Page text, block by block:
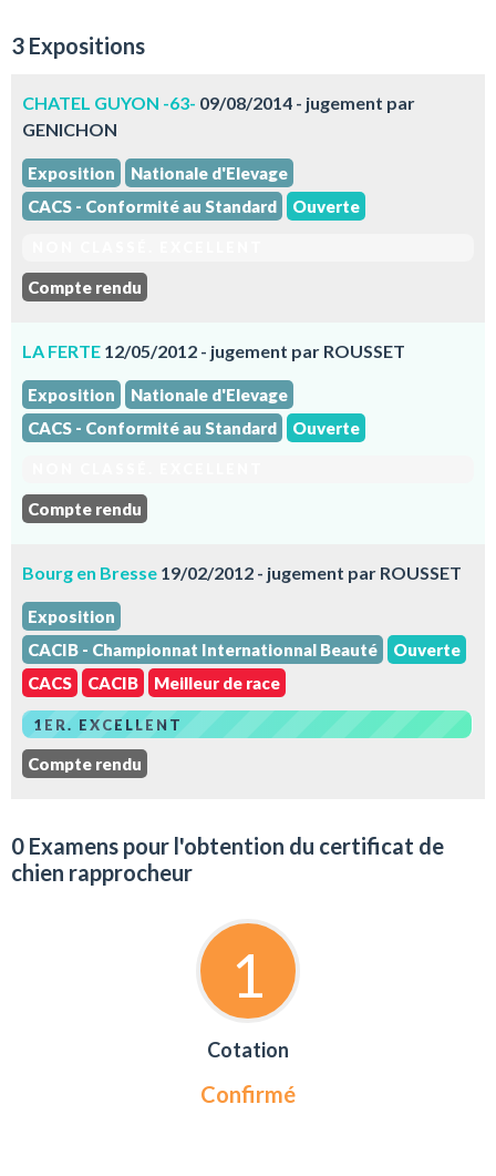
3 Expositions
CHATEL GUYON -63- 09/08/2014 - jugement par
GENICHON
Exposition
Nationale d'Elevage
CACS - Conformité au Standard
Ouverte
Compte rendu
LA FERTE 12/05/2012 - jugement par ROUSSET
Exposition
Nationale d'Elevage
CACS - Conformité au Standard
Ouverte
Compte rendu
Bourg en Bresse 19/02/2012 - jugement par ROUSSET
Exposition
CACIB - Championnat Internationnal Beauté
Ouverte
CACS
CACIB Meilleur de race
1ER. EXCELLENT
Compte rendu
0 Examens pour l'obtention du certificat de
chien rapprocheur
1
Cotation
Confirmé